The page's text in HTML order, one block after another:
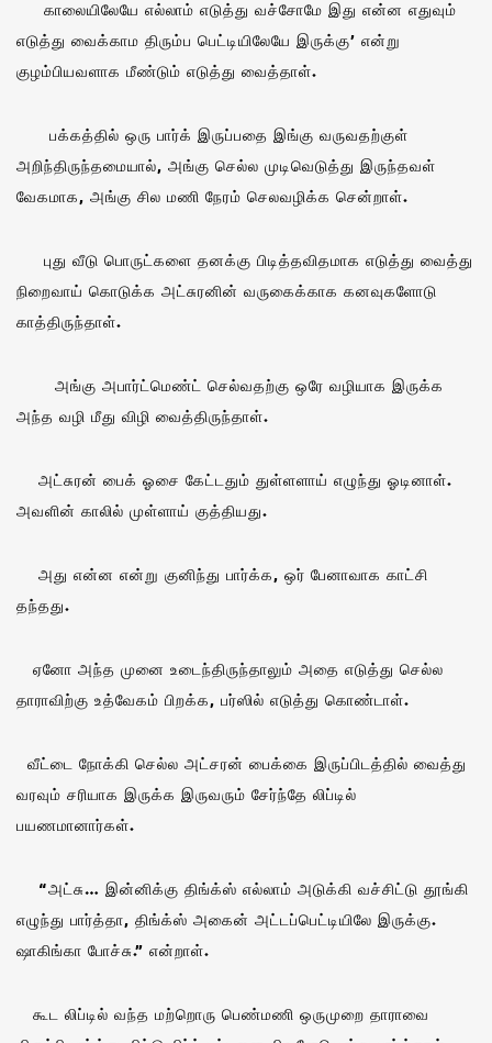
காலையிலேயே எல்லாம் எடுத்து வச்சோமே இது என்ன எதுவும்
எடுத்து வைக்காம திரும்ப பெட்டியிலேயே இருக்கு’ என்று
குழம்பியவளாக மீண்டும் எடுத்து வைத்தாள்.
பக்கத்தில் ஒரு பார்க் இருப்பதை இங்கு வருவதற்குள்
அறிந்திருந்தமையால், அங்கு செல்ல முடிவெடுத்து இருந்தவள்
வேகமாக, அங்கு சில மணி நேரம் செலவழிக்க சென்றாள்.
புது வீடு பொருட்களை தனக்கு பிடித்தவிதமாக எடுத்து வைத்து
நிறைவாய் கொடுக்க அட்சுரனின் வருகைக்காக கனவுகளோடு
காத்திருந்தாள்.
அங்கு அபார்ட்மெண்ட் செல்வதற்கு ஒரே வழியாக இருக்க
அந்த வழி மீது விழி வைத்திருந்தாள்.
அட்சுரன் பைக் ஓசை கேட்டதும் துள்ளளாய் எழுந்து ஓடினாள்.
அவளின் காலில் முள்ளாய் குத்தியது.
அது என்ன என்று குனிந்து பார்க்க, ஒர் பேனாவாக காட்சி
தந்தது.
ஏனோ அந்த முனை உடைந்திருந்தாலும் அதை எடுத்து செல்ல
தாராவிற்கு உத்வேகம் பிறக்க, பர்ஸில் எடுத்து கொண்டாள்.
வீட்டை நோக்கி செல்ல அட்சரன் பைக்கை இருப்பிடத்தில் வைத்து
வரவும் சரியாக இருக்க இருவரும் சேர்ந்தே லிப்டில்
பயணமானார்கள்.
“அட்சு… இன்னிக்கு திங்க்ஸ் எல்லாம் அடுக்கி வச்சிட்டு தூங்கி
எழுந்து பார்த்தா, திங்க்ஸ் அகைன் அட்டப்பெட்டியிலே இருக்கு.
ஷாகிங்கா போச்சு.” என்றாள்.
கூட லிப்டில் வந்த மற்றொரு பெண்மணி ஒருமுறை தாராவை